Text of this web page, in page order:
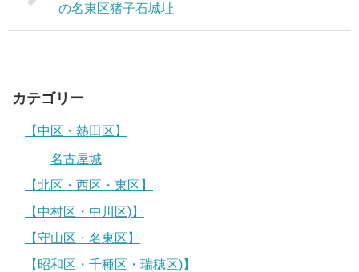
の名東区猪子石城址
カテゴリー
【中区・熱田区】
名古屋城
【北区・西区・東区】
【中村区・中川区)】
【守山区・名東区】
【昭和区・千種区・瑞穂区)】